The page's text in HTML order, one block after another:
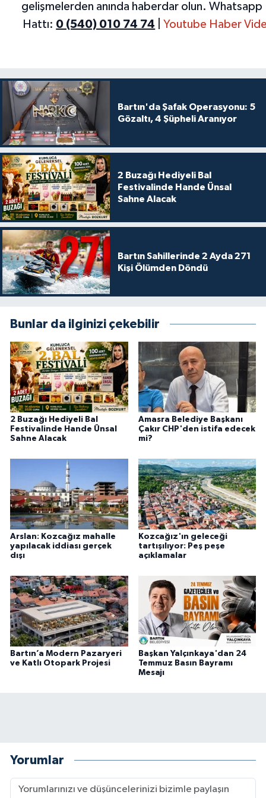
gelişmelerden anında haberdar olun. Whatsapp
Hattı: 0 (540) 010 74 74 Youtube Haber
Bartın'da Şafak Operasyonu: 5
Gözaltı, 4 Şüpheli Aranıyor
2 Buzağı Hediyeli Bal
Festivalinde Hande Ünsal
Sahne Alacak
Bartın Sahillerinde 2 Ayda 271
Kişi Ölümden Döndü
Bunlar da ilginizi çekebilir
2 Buzağı Hediyeli Bal
Festivalinde Hande Ünsal
Sahne Alacak
Amasra Belediye Başkanı
Çakır CHP'den istifa edecek
mi?
Arslan: Kozcağız mahalle
yapılacak iddiası gerçek
dışı
Kozcağız'ın geleceği
tartışılıyor: Peş peşe
açıklamalar
Bartın’a Modern Pazaryeri
ve Katlı Otopark Projesi
Başkan Yalçınkaya'dan 24
Temmuz Basın Bayramı
Mesajı
Yorumlar